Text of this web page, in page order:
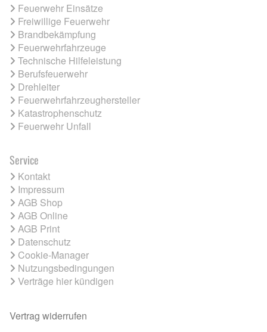
Feuerwehr Einsätze
Freiwillige Feuerwehr
Brandbekämpfung
Feuerwehrfahrzeuge
Technische Hilfeleistung
Berufsfeuerwehr
Drehleiter
Feuerwehrfahrzeughersteller
Katastrophenschutz
Feuerwehr Unfall
Service
Kontakt
Impressum
AGB Shop
AGB Online
AGB Print
Datenschutz
Cookie-Manager
Nutzungsbedingungen
Verträge hier kündigen
Vertrag widerrufen